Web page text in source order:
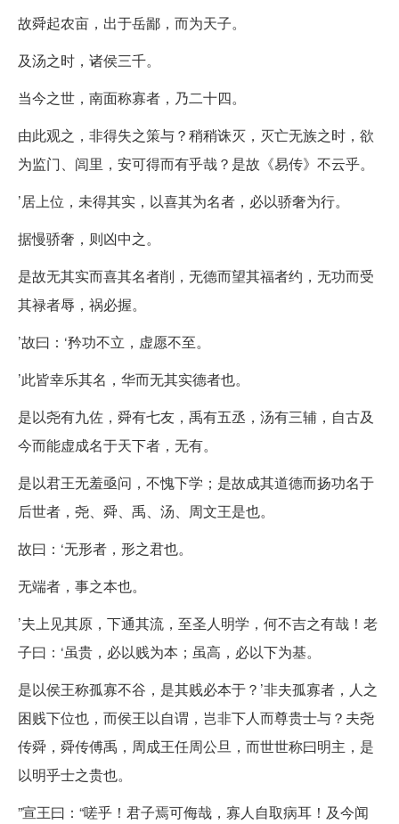
故舜起农亩，出于岳鄙，而为天子。
及汤之时，诸侯三千。
当今之世，南面称寡者，乃二十四。
由此观之，非得失之策与？稍稍诛灭，灭亡无族之时，欲
为监门、闾里，安可得而有乎哉？是故《易传》不云乎。
’居上位，未得其实，以喜其为名者，必以骄奢为行。
据慢骄奢，则凶中之。
是故无其实而喜其名者削，无德而望其福者约，无功而受
其禄者辱，祸必握。
’故曰：‘矜功不立，虚愿不至。
’此皆幸乐其名，华而无其实德者也。
是以尧有九佐，舜有七友，禹有五丞，汤有三辅，自古及
今而能虚成名于天下者，无有。
是以君王无羞亟问，不愧下学；是故成其道德而扬功名于
后世者，尧、舜、禹、汤、周文王是也。
故曰：‘无形者，形之君也。
无端者，事之本也。
’夫上见其原，下通其流，至圣人明学，何不吉之有哉！老
子曰：‘虽贵，必以贱为本；虽高，必以下为基。
是以侯王称孤寡不谷，是其贱必本于？’非夫孤寡者，人之
困贱下位也，而侯王以自谓，岂非下人而尊贵士与？夫尧
传舜，舜传傅禹，周成王任周公旦，而世世称曰明主，是
以明乎士之贵也。
”宣王曰：“嗟乎！君子焉可侮哉，寡人自取病耳！及今闻